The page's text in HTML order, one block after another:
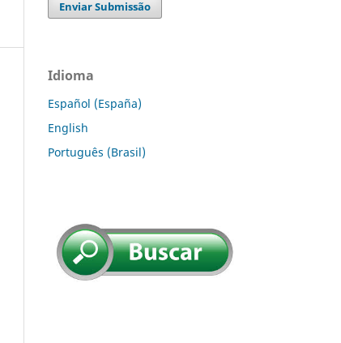
Enviar Submissão
Idioma
Español (España)
English
Português (Brasil)